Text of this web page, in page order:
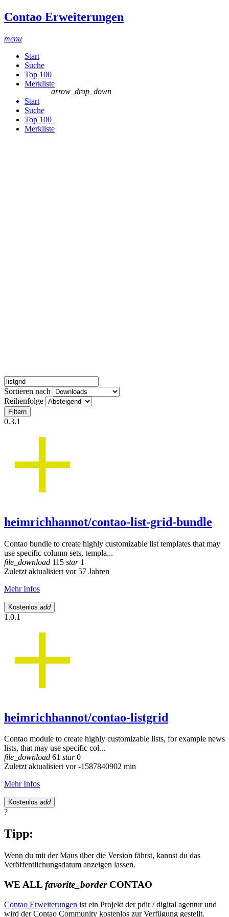
Contao Erweiterungen
menu
Start
Suche
Top 100
Merkliste
Start
Suche
Top 100
arrow_drop_down
Merkliste
Sortieren nach
Reihenfolge
Filtern
0.3.1
heimrichhannot/contao-list-grid-bundle
Contao bundle to create highly customizable list templates that may
use specific column sets, templa...
file_download 115 star1
Zuletzt aktualisiert vor 57 Jahren
Mehr Infos
Kostenlos add
1.0.1
heimrichhannot/contao-listgrid
Contao module to create highly customizable lists, for example news
lists, that may use specific col...
file_download 61 star0
Zuletzt aktualisiert vor -1587840902 min
Mehr Infos
Kostenlos add
?
Tipp:
Wenn du mit der Maus über die Version fährst, kannst du das
Veröffentlichungsdatum anzeigen lassen.
WE ALL favorite_borderCONTAO
Contao Erweiterungen ist ein Projekt der pdir / digital agentur und
wird der Contao Community kostenlos zur Verfügung gestellt.